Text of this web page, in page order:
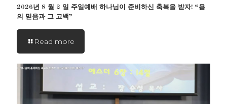
2026년 8 월 2 일 주일예배 하나님이 준비하신 축복을 받자! “욥
의 믿음과 그 고백”
Read more